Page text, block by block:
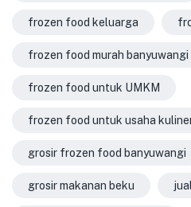
frozen food keluarga
frozen food murah banyuwangi
frozen food untuk UMKM
frozen food untuk usaha
grosir frozen food banyuwangi
grosir makanan beku